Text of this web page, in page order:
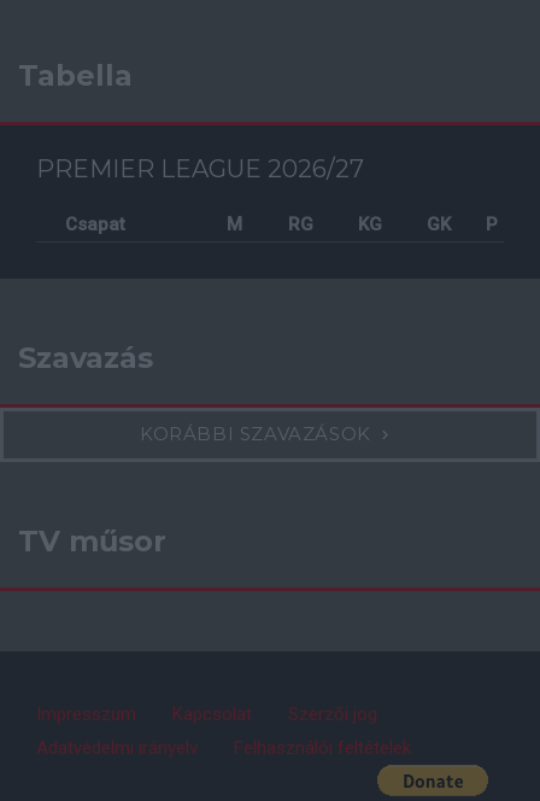
Tabella
PREMIER LEAGUE 2026/27
Csapat M RG KG GK P
Szavazás
KORÁBBI SZAVAZÁSOK
TV műsor
Impresszum Kapcsolat
Szerzői jog
Adatvédelmi irányelv
Felhasználói feltételek